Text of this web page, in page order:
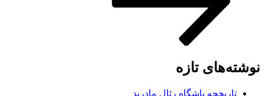
نوشته‌های تازه
تاریخچه باشگاه رئال مادرید